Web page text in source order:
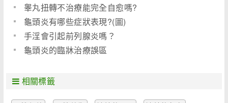
睾丸扭轉不治療能完全自愈嗎?
龜頭炎有哪些症狀表現?(圖)
手淫會引起前列腺炎嗎？
龜頭炎的臨牀治療誤區
相關標籤